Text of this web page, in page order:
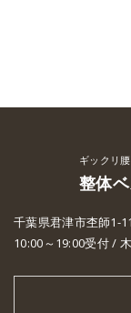
ギックリ
整体
千葉県君津市杢師1-
10:00～19:00受付 /